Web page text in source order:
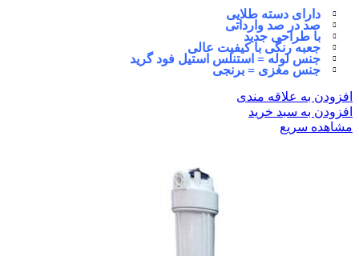
دارای دسته طلایی
صد در صد وارداتی
با طراحی جدید
جعبه رنگی با کیفیت عالی
جنس لوله = استنلس استیل فود گرید
جنس مغزی = برنجی
افزودن به علاقه مندی
افزودن به سبد خرید
مشاهده سریع